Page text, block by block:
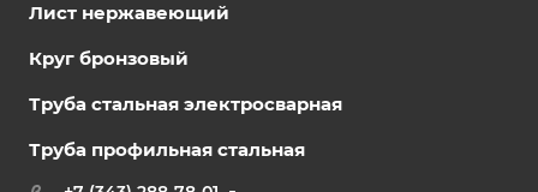
Лист нержавеющий
Круг бронзовый
Труба стальная электросварная
Труба профильная стальная